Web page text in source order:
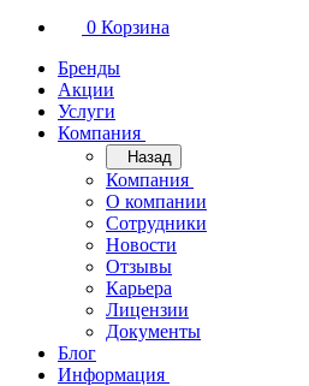
0 Корзина
Бренды
Акции
Услуги
Компания
Назад
Компания
О компании
Сотрудники
Новости
Отзывы
Карьера
Лицензии
Документы
Блог
Информация